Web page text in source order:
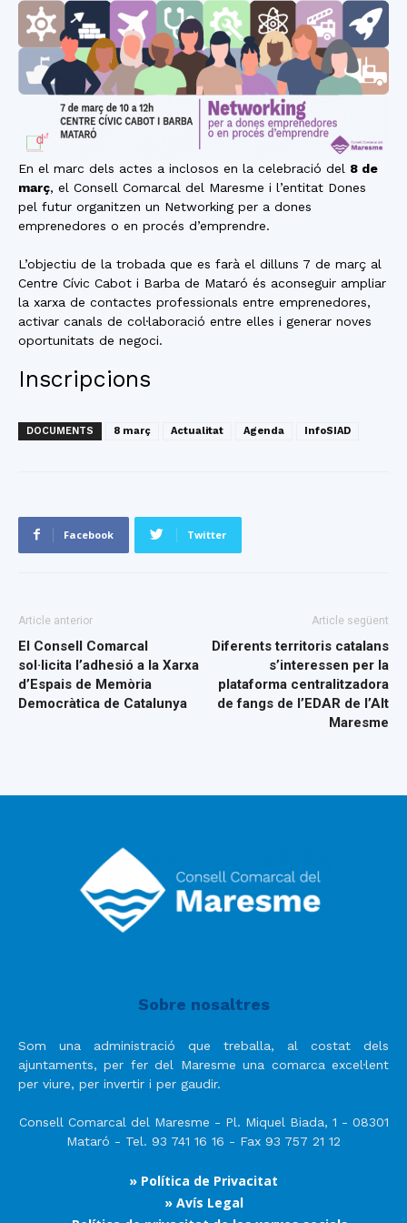
En el marc dels actes a inclosos en la celebració del 8 de
març, el Consell Comarcal del Maresme i l’entitat Dones
pel futur organitzen un Networking per a dones
emprenedores o en procés d’emprendre.
L’objectiu de la trobada que es farà el dilluns 7 de març al
Centre Cívic Cabot i Barba de Mataró és aconseguir ampliar
la xarxa de contactes professionals entre emprenedores,
activar canals de col·laboració entre elles i generar noves
oportunitats de negoci.
Inscripcions
DOCUMENTS 8 març Actualitat Agenda InfoSIAD
Facebook Twitter
Article anterior
El Consell Comarcal
sol·licita l’adhesió a la Xarxa
d’Espais de Memòria
Democràtica de Catalunya
Article següent
Diferents territoris catalans
s’interessen per la
plataforma centralitzadora
de fangs de l’EDAR de l’Alt
Maresme
Sobre nosaltres
Som una administració que treballa, al costat dels
ajuntaments, per fer del Maresme una comarca excel·lent
per viure, per invertir i per gaudir.
Consell Comarcal del Maresme - Pl. Miquel Biada, 1 - 08301
Mataró - Tel. 93 741 16 16 - Fax 93 757 21 12
» Política de Privacitat
» Avís Legal